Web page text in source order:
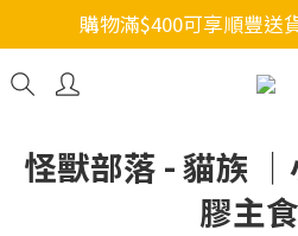
購物滿$400可享順豐送
怪獸部落 - 貓族
膠主